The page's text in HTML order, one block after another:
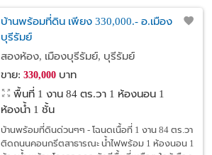
บ้านพร้อมที่ดิน เพียง 330,000.- อ.เมือง
บุรีรัมย์
สองห้อง, เมืองบุรีรัมย์, บุรีรัมย์
ขาย: 330,000บาท
พื้นที่ 1 งาน 84 ตร.วา 1 ห้องนอน 1
ห้องน้ำ 1 ชั้น
บ้านพร้อมที่ดินด่วนๆๆ - โฉนดเนื้อที่ 1 งาน 84 ตร.วา
ติดถนนคอนกรีตสาธารณะ น้ำไฟพร้อม 1 ห้องนอน 1